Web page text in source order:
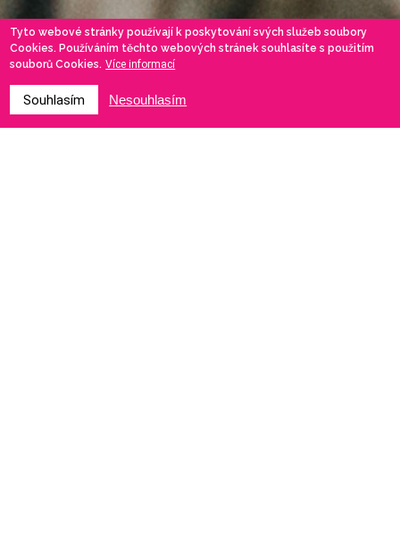
Tyto webové stránky používají k poskytování svých služeb soubory
Cookies. Používáním těchto webových stránek souhlasíte s použitím
souborů Cookies. Více informací
Souhlasím Nesouhlasím